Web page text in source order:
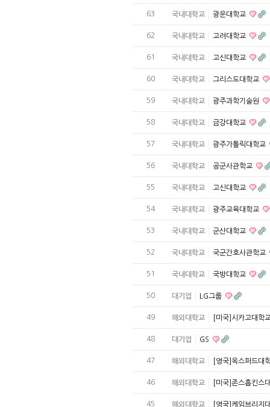
63 국내대학교 광운대학교
62 국내대학교 고려대학교
61 국내대학교 고신대학교
60 국내대학교 그리스도대학교
59 국내대학교 광주과학기술원
58 국내대학교 금강대학교
57 국내대학교 광주가톨릭대학교
56 국내대학교 공군사관학교
55 국내대학교 고신대학교
54 국내대학교 광주교육대학교
53 국내대학교 군산대학교
52 국내대학교 국군간호사관학교
51 국내대학교 국방대학교
50 대기업 LG그룹
49 해외대학교 [미국]시카고대학
48 대기업 GS
47 해외대학교 [영국]옥스퍼드대
46 해외대학교 [미국]존스홉킨스
45 해외대학교 [영국]케임브리지